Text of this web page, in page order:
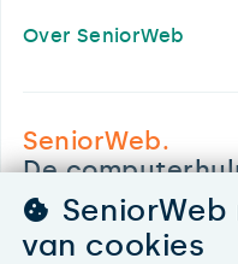
Over SeniorWeb
SeniorWeb.
De
030 - 276 99 65
leden@seniorweb.nl
van cookies